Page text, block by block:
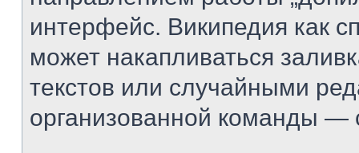
интерфейс. Википедия как
может накапливаться
текстов или случайными
организованной команды —